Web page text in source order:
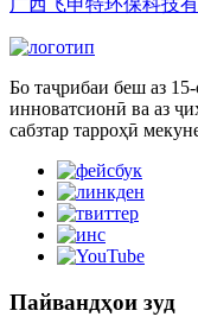
广西飞申特环保科技
Бо таҷрибаи беш аз
инноватсионӣ ва аз
сабзтар тарроҳӣ
Пайвандҳои зуд